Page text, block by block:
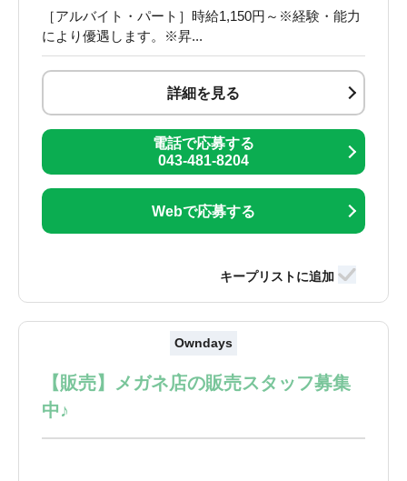
［アルバイト・パート］時給1,150円～※経験・能力
により優遇します。※昇...
詳細を見る
電話で応募する
043-481-8204
Webで応募する
Owndays
【販売】メガネ店の販売スタッフ募集
中♪